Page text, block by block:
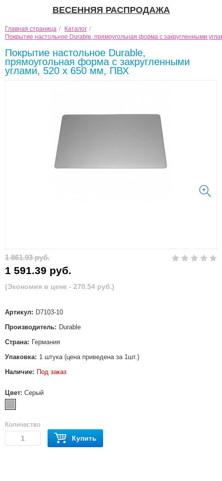
ВЕСЕННЯЯ РАСПРОДАЖА
Главная страница / Каталог /
Покрытие настольное Durable, прямоугольная форма с закругленными
Покрытие настольное Durable,
прямоугольная форма с закругленными
углами, 520 х 650 мм, ПВХ
1 861.93 руб.
1 591.39 руб.
(Экономия в цене - 270.54 руб.)
Артикул: D7103-10
Производитель: Durable
Страна: Германия
Упаковка: 1 штука (цена приведена за 1шт.)
Наличие: Под заказ
Цвет: Серый
Количество
Купить